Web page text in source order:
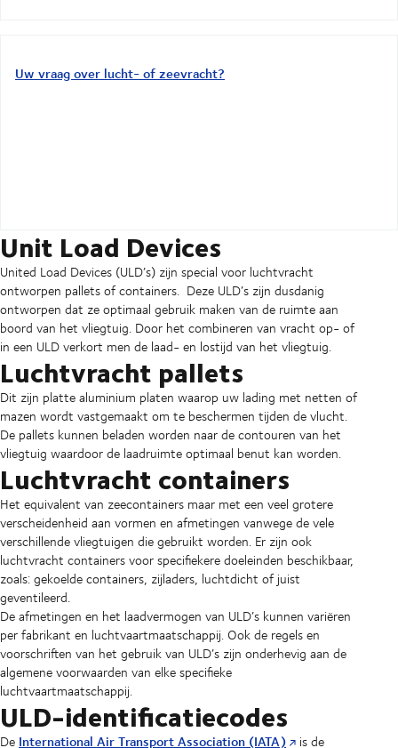
Uw vraag over lucht- of zeevracht?
Unit Load Devices
United Load Devices (ULD’s) zijn special voor luchtvracht
ontworpen pallets of containers. Deze ULD’s zijn dusdanig
ontworpen dat ze optimaal gebruik maken van de ruimte aan
boord van het vliegtuig. Door het combineren van vracht op- of
in een ULD verkort men de laad- en lostijd van het vliegtuig.
Luchtvracht pallets
Dit zijn platte aluminium platen waarop uw lading met netten of
mazen wordt vastgemaakt om te beschermen tijden de vlucht.
De pallets kunnen beladen worden naar de contouren van het
vliegtuig waardoor de laadruimte optimaal benut kan worden.
Luchtvracht containers
Het equivalent van zeecontainers maar met een veel grotere
verscheidenheid aan vormen en afmetingen vanwege de vele
verschillende vliegtuigen die gebruikt worden. Er zijn ook
luchtvracht containers voor specifiekere doeleinden beschikbaar,
zoals: gekoelde containers, zijladers, luchtdicht of juist
geventileerd.
De afmetingen en het laadvermogen van ULD’s kunnen variëren
per fabrikant en luchtvaartmaatschappij. Ook de regels en
voorschriften van het gebruik van ULD’s zijn onderhevig aan de
algemene voorwaarden van elke specifieke
luchtvaartmaatschappij.
ULD-identificatiecodes
De International Air Transport Association (IATA)
is de